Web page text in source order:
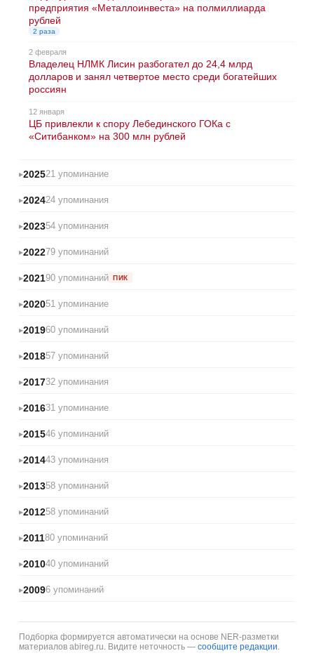
предприятия «Металлоинвеста» на полмиллиарда
рублей
2 раза
2 февраля
Владелец НЛМК Лисин разбогател до 24,4 млрд
долларов и занял четвертое место среди богатейших
россиян
12 января
ЦБ привлекли к спору Лебединского ГОКа с
«Ситибанком» на 300 млн рублей
202521 упоминание
202424 упоминания
202354 упоминания
202279 упоминаний
202190 упоминаний ПИК
202051 упоминание
201960 упоминаний
201857 упоминаний
201732 упоминания
201631 упоминание
201546 упоминаний
201443 упоминания
201358 упоминаний
201258 упоминаний
201180 упоминаний
201040 упоминаний
20096 упоминаний
Подборка формируется автоматически на основе NER-разметки
материалов abireg.ru. Видите неточность — сообщите редакции